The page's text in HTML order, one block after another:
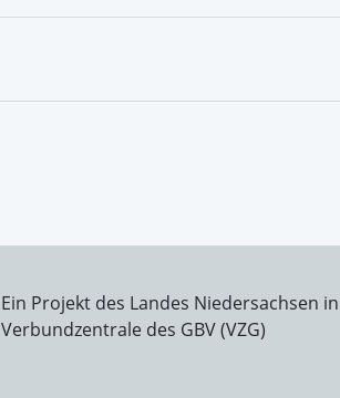
Ein Projekt des Landes Niedersachsen
Verbundzentrale des GBV (VZG)